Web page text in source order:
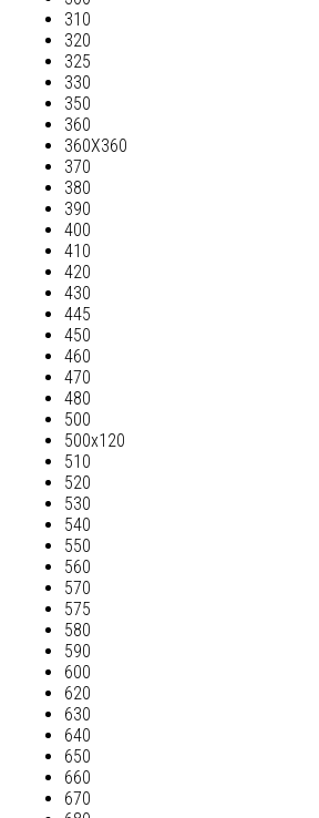
310
320
325
330
350
360
360Х360
370
380
390
400
410
420
430
445
450
460
470
480
500
500х120
510
520
530
540
550
560
570
575
580
590
600
620
630
640
650
660
670